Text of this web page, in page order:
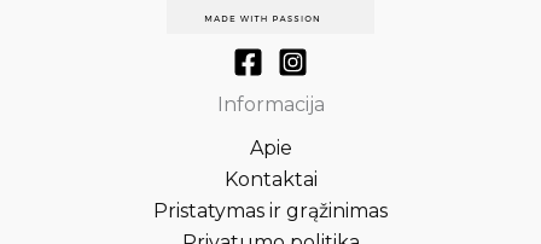
Informacija
Apie
Kontaktai
Pristatymas ir grąžinimas